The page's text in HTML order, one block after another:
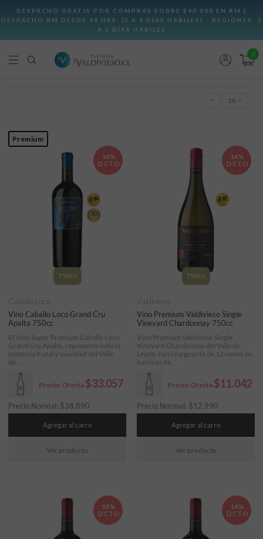
0
16
Premium
14%
DCTO
750cc
Vino Caballo Loco Grand Cru
Apalta 750cc
Precio Oferta $33.057
Precio Normal: $38.890
Caballo Loco
El Vino Super Premium Caballo Loco
Grand Cru Apalta, representa toda la
potencia frutal y suavidad del Valle
de...
Agregar al carro
Ver producto
14%
DCTO
750cc
Vino Premium Valdivieso Single
Vineyard Chardonnay 750cc
Precio Oferta $11.042
Precio Normal: $12.990
Valdivieso
Vino Premium Valdivieso Single
Vineyard Chardonnay del Valle de
Leyda, con una guarda de 12 meses en
barricas de...
Agregar al carro
Ver producto
14%
DCTO
14%
DCTO